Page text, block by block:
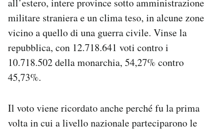
militare straniera e un clima teso, in alcune zone
vicino a quello di una guerra civile. Vinse la
repubblica, con 12.718.641 voti contro i
10.718.502 della monarchia, 54,27% contro
45,73%.
Il voto viene ricordato anche perché fu la prima
volta in cui a livello nazionale parteciparono le